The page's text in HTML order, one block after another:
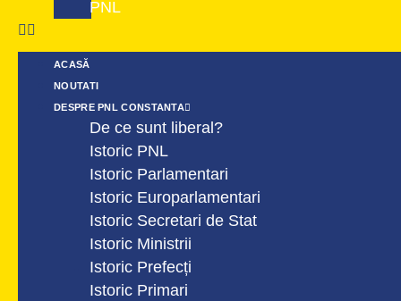
PNL
ACASĂ
NOUTATI
DESPRE PNL CONSTANTA
De ce sunt liberal?
Istoric PNL
Istoric Parlamentari
Istoric Europarlamentari
Istoric Secretari de Stat
Istoric Ministrii
Istoric Prefecți
Istoric Primari